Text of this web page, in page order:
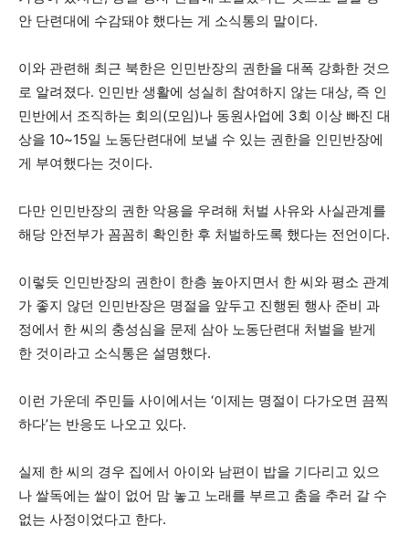
안 단련대에 수감돼야 했다는 게 소식통의 말이다.
이와 관련해 최근 북한은 인민반장의 권한을 대폭 강화한 것으
로 알려졌다. 인민반 생활에 성실히 참여하지 않는 대상, 즉 인
민반에서 조직하는 회의(모임)나 동원사업에 3회 이상 빠진 대
상을 10~15일 노동단련대에 보낼 수 있는 권한을 인민반장에
게 부여했다는 것이다.
다만 인민반장의 권한 악용을 우려해 처벌 사유와 사실관계를
해당 안전부가 꼼꼼히 확인한 후 처벌하도록 했다는 전언이다.
이렇듯 인민반장의 권한이 한층 높아지면서 한 씨와 평소 관계
가 좋지 않던 인민반장은 명절을 앞두고 진행된 행사 준비 과
정에서 한 씨의 충성심을 문제 삼아 노동단련대 처벌을 받게
한 것이라고 소식통은 설명했다.
이런 가운데 주민들 사이에서는 ‘이제는 명절이 다가오면 끔찍
하다’는 반응도 나오고 있다.
실제 한 씨의 경우 집에서 아이와 남편이 밥을 기다리고 있으
나 쌀독에는 쌀이 없어 맘 놓고 노래를 부르고 춤을 추러 갈 수
없는 사정이었다고 한다.